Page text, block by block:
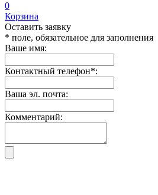
0
Корзина
Оставить заявку
* поле, обязательное для заполнения
Ваше имя:
Контактный телефон*:
Ваша эл. почта:
Комментарий: